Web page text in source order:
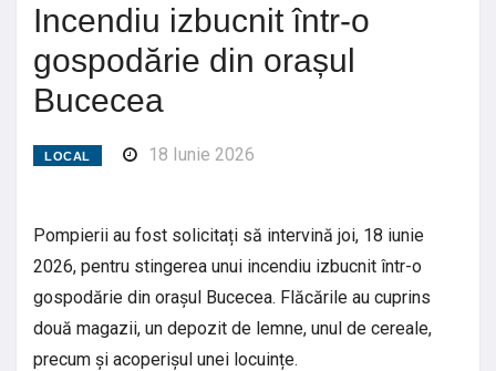
Incendiu izbucnit într-o
gospodărie din orașul
Bucecea
LOCAL 18 Iunie 2026
Pompierii au fost solicitați să intervină joi, 18 iunie
2026, pentru stingerea unui incendiu izbucnit într-o
gospodărie din orașul Bucecea. Flăcările au cuprins
două magazii, un depozit de lemne, unul de cereale,
precum și acoperișul unei locuințe.